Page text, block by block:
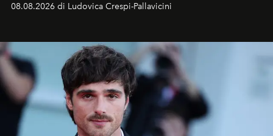
celeste per seguire il passaggio delle
all’universo i desideri più segreti
08.08.2026 di Ludovica Crespi-Pallavicini